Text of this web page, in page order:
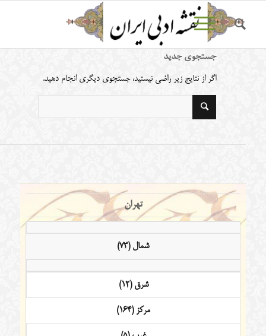
جستجوی جدید
اگر از نتایج زیر راضی نیستید، جستجوی دیگری انجام دهید.
تهران
شمال (73)
شرق (12)
مرکز (164)